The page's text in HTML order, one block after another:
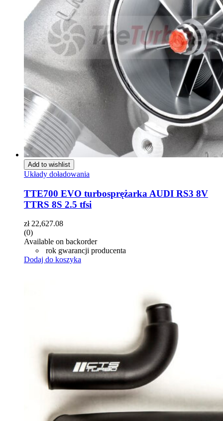
Add to wishlist
Układy doładowania
TTE700 EVO turbosprężarka AUDI RS3 8V
TTRS 8S 2.5 tfsi
zł22,627.08
(0)
Available on backorder
rok gwarancji producenta
Dodaj do koszyka